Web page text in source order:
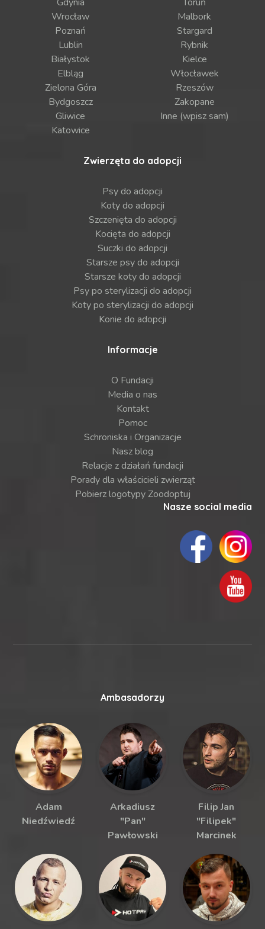
Wrocław
Poznań
Lublin
Białystok
Elbląg
Zielona Góra
Bydgoszcz
Gliwice
Katowice
Malbork
Stargard
Rybnik
Kielce
Włocławek
Rzeszów
Zakopane
Inne (wpisz sam)
Zwierzęta do adopcji
Psy do adopcji
Koty do adopcji
Szczenięta do adopcji
Kocięta do adopcji
Suczki do adopcji
Starsze psy do adopcji
Starsze koty do adopcji
Psy po sterylizacji do adopcji
Koty po sterylizacji do adopcji
Konie do adopcji
Informacje
O Fundacji
Media o nas
Kontakt
Pomoc
Schroniska i Organizacje
Nasz blog
Relacje z działań fundacji
Porady dla właścicieli zwierząt
Pobierz logotypy Zoodoptuj
Nasze social media
Ambasadorzy
Adam
Niedźwiedź
Arkadiusz
"Pan"
Pawłowski
Filip Jan
"Filipek"
Marcinek